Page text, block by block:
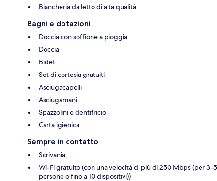
Biancheria da letto di alta qualità
Bagni e dotazioni
Doccia con soffione a pioggia
Doccia
Bidet
Set di cortesia gratuiti
Asciugacapelli
Asciugamani
Spazzolini e dentifricio
Carta igienica
Sempre in contatto
Scrivania
Wi-Fi gratuito (con una velocità di più di 250 Mbps (per 3-5
persone o fino a 10 dispositivi))